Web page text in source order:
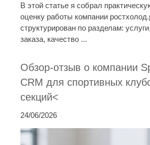
В этой статье я собрал
оценку работы компании
структурирован по разделам:
заказа, качество ...
Обзор-отзыв о компании
CRM для спортивных
секций<
24/06/2026